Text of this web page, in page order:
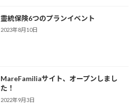
靈統保険6つのプランイベント
2023年8月10日
MareFamiliaサイト、オープンしまし
た！
2022年9月3日